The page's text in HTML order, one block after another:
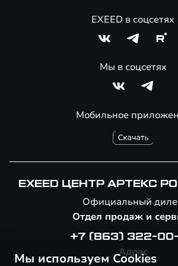
Мобильное
EXEED в соцсетях
Мы в соцсетях
EXEED ЦЕНТР АРТЕКС
Официальный
Отдел продаж и
+7 (863) 322-
Адрес
Мы используем Cookies